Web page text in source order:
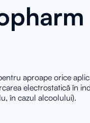
aproape orice
electrostatică în
în cazul alcoolului).